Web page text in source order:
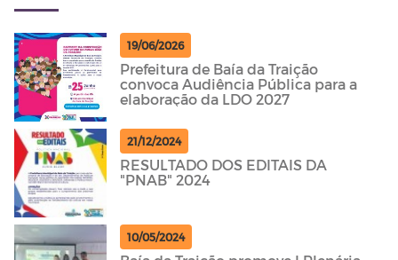
19/06/2026
Prefeitura de Baía da Traição
convoca Audiência Pública para a
elaboração da LDO 2027
21/12/2024
RESULTADO DOS EDITAIS DA
"PNAB" 2024
10/05/2024